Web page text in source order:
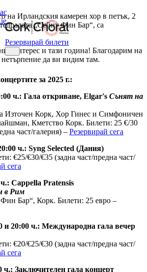
Резервирай билети
на Ирландския камерен хор в петък, 2
„Сейнт Фин Бар“, са
интерес и тази година! Благодарим на
да ви видим там.
за 2025 г.:
ч.: Гала откриване, Elgar's Сънят на
Източен Корк, Хор Гинес и Симфоничен
Кметство Корк. Билети: 25 €/30
част/галерия) – Резервирай сега
ч.: Syng Selected (Дания)
€25/€30/€35 (задна част/предна част/
сега
Cappella Pratensis
в Рим
Бар“, Корк. Билети: 25 евро –
и 20:00 ч.: Международна гала вечер
€20/€25/€30 (задна част/предна част/
сега
ч.: Заключителен гала концерт